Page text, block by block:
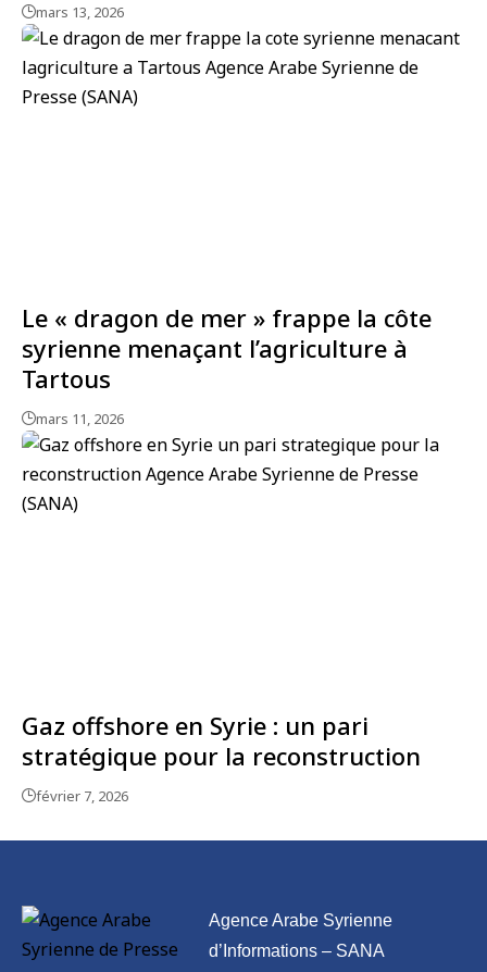
mars 13, 2026
Le « dragon de mer » frappe la côte
syrienne menaçant l’agriculture à
Tartous
mars 11, 2026
Gaz offshore en Syrie : un pari
stratégique pour la reconstruction
février 7, 2026
Agence Arabe Syrienne
d’Informations – SANA